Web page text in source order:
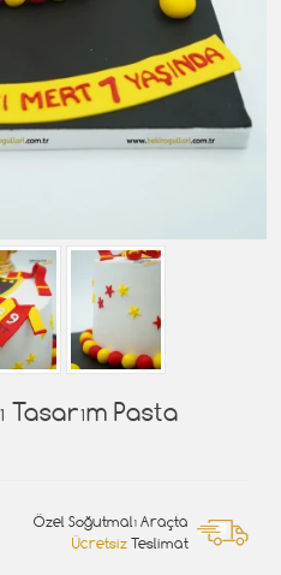
Pasta
Özel Soğutmalı Araçta
Ücretsiz Teslimat